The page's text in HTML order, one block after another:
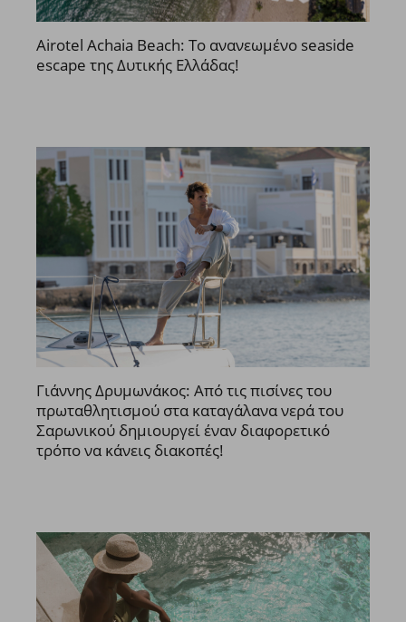
Airotel Achaia Beach: Το ανανεωμένο seaside
escape της Δυτικής Ελλάδας!
Γιάννης Δρυμωνάκος: Από τις πισίνες του
πρωταθλητισμού στα καταγάλανα νερά του
Σαρωνικού δημιουργεί έναν διαφορετικό
τρόπο να κάνεις διακοπές!